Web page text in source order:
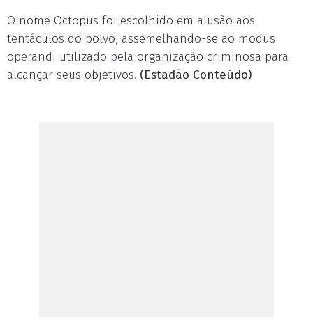
O nome Octopus foi escolhido em alusão aos
tentáculos do polvo, assemelhando-se ao modus
operandi utilizado pela organização criminosa para
alcançar seus objetivos. (Estadão Conteúdo)